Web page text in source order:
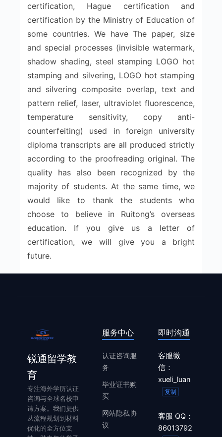
certification, Hague certification and
certification by the Ministry of Education of
some countries. We have The paper, size
and special processes (invisible watermark,
shadow shading, steel stamping LOGO hot
stamping and silvering, LOGO hot stamping
and silvering composite overlap, text and
pattern relief, laser, ultraviolet fluorescence,
temperature sensitivity, copy anti-
counterfeiting) used in foreign university
diploma transcripts are all produced strictly
according to the proofreading original. The
quality has also been recognized by the
majority of students. At the same time, we
would like to thank the students who
choose to believe in Ruitong’s overseas
education. If you give us a letter of
certification, we will give you a bright
future.
锐通留学教
育
专注海外学历认证
咨询与全球名校申
请方案。我们提供
从流程规划到材料
优化的全方位支
服务中心
认证咨询服
务
毕业证书购
买
网站隐私协
议
即时沟通
客服微
信：
xueli_luan
复制
客服 QQ：
86013792